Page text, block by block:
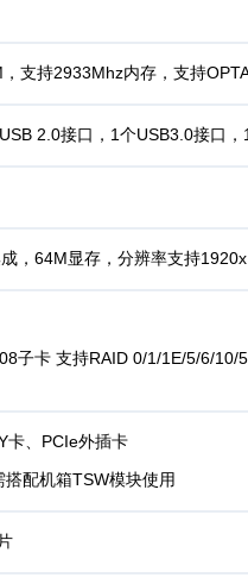
支持2933Mhz内存，支持
2.0接口，1个USB3.0接口
，64M显存，分辨率支持
子卡 支持RAID 0/1/1E/5/6/10/
卡、PCIe外插卡
配机箱TSW模块使用